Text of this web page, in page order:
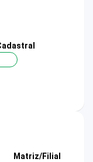
Matriz/Filial